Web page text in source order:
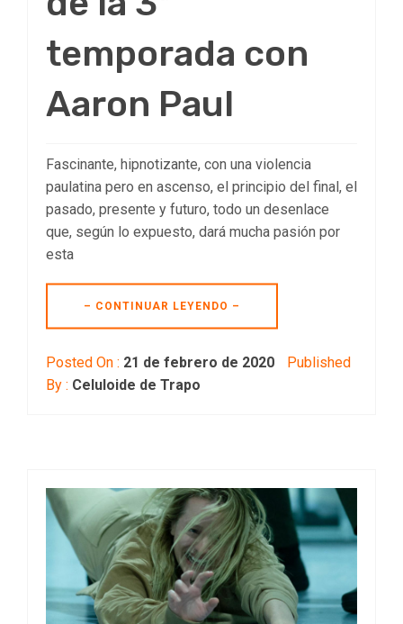
temporada con
Aaron Paul
Fascinante, hipnotizante, con una violencia
paulatina pero en ascenso, el principio del final, el
pasado, presente y futuro, todo un desenlace
que, según lo expuesto, dará mucha pasión por
esta
– CONTINUAR LEYENDO –
Posted On : 21 de febrero de 2020
Published
By : Celuloide de Trapo